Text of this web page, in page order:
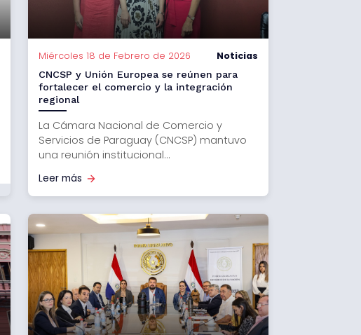
Miércoles 18 de Febrero de 2026 Noticias
CNCSP y Unión Europea se reúnen para
fortalecer el comercio y la integración
regional
La Cámara Nacional de Comercio y
Servicios de Paraguay (CNCSP) mantuvo
una reunión institucional...
Leer más